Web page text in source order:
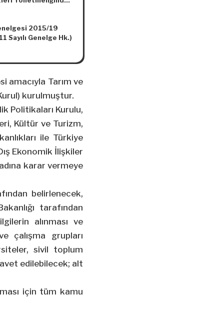
2568)
2015/19
Sayılı Genelge Hk.)
amacıyla Tarım ve
kurulmuştur.
Politikaları Kurulu,
Kültür ve Turizm,
ile Türkiye
Ekonomik İlişkiler
karar vermeye
belirlenecek,
tarafından
alınması ve
çalışma grupları
sivil toplum
edilebilecek; alt
için tüm kamu